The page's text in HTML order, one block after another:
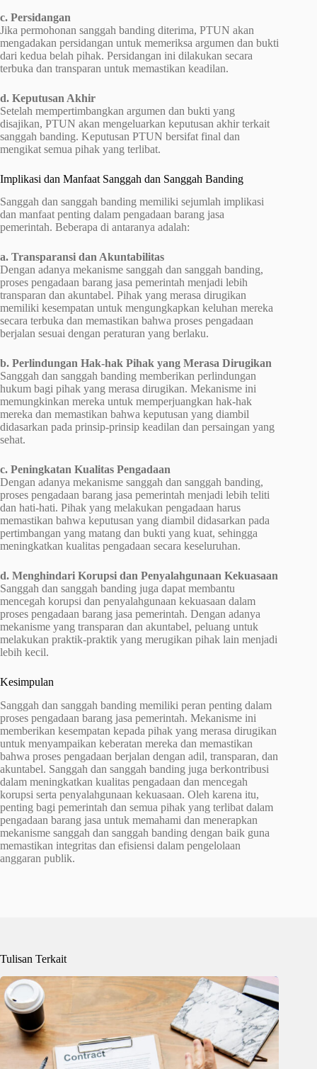
c. Persidangan
Jika permohonan sanggah banding diterima, PTUN akan
mengadakan persidangan untuk memeriksa argumen dan bukti
dari kedua belah pihak. Persidangan ini dilakukan secara
terbuka dan transparan untuk memastikan keadilan.
d. Keputusan Akhir
Setelah mempertimbangkan argumen dan bukti yang
disajikan, PTUN akan mengeluarkan keputusan akhir terkait
sanggah banding. Keputusan PTUN bersifat final dan
mengikat semua pihak yang terlibat.
Implikasi dan Manfaat Sanggah dan Sanggah Banding
Sanggah dan sanggah banding memiliki sejumlah implikasi
dan manfaat penting dalam pengadaan barang jasa
pemerintah. Beberapa di antaranya adalah:
a. Transparansi dan Akuntabilitas
Dengan adanya mekanisme sanggah dan sanggah banding,
proses pengadaan barang jasa pemerintah menjadi lebih
transparan dan akuntabel. Pihak yang merasa dirugikan
memiliki kesempatan untuk mengungkapkan keluhan mereka
secara terbuka dan memastikan bahwa proses pengadaan
berjalan sesuai dengan peraturan yang berlaku.
b. Perlindungan Hak-hak Pihak yang Merasa Dirugikan
Sanggah dan sanggah banding memberikan perlindungan
hukum bagi pihak yang merasa dirugikan. Mekanisme ini
memungkinkan mereka untuk memperjuangkan hak-hak
mereka dan memastikan bahwa keputusan yang diambil
didasarkan pada prinsip-prinsip keadilan dan persaingan yang
sehat.
c. Peningkatan Kualitas Pengadaan
Dengan adanya mekanisme sanggah dan sanggah banding,
proses pengadaan barang jasa pemerintah menjadi lebih teliti
dan hati-hati. Pihak yang melakukan pengadaan harus
memastikan bahwa keputusan yang diambil didasarkan pada
pertimbangan yang matang dan bukti yang kuat, sehingga
meningkatkan kualitas pengadaan secara keseluruhan.
d. Menghindari Korupsi dan Penyalahgunaan Kekuasaan
Sanggah dan sanggah banding juga dapat membantu
mencegah korupsi dan penyalahgunaan kekuasaan dalam
proses pengadaan barang jasa pemerintah. Dengan adanya
mekanisme yang transparan dan akuntabel, peluang untuk
melakukan praktik-praktik yang merugikan pihak lain menjadi
lebih kecil.
Kesimpulan
Sanggah dan sanggah banding memiliki peran penting dalam
proses pengadaan barang jasa pemerintah. Mekanisme ini
memberikan kesempatan kepada pihak yang merasa dirugikan
untuk menyampaikan keberatan mereka dan memastikan
bahwa proses pengadaan berjalan dengan adil, transparan, dan
akuntabel. Sanggah dan sanggah banding juga berkontribusi
dalam meningkatkan kualitas pengadaan dan mencegah
korupsi serta penyalahgunaan kekuasaan. Oleh karena itu,
penting bagi pemerintah dan semua pihak yang terlibat dalam
pengadaan barang jasa untuk memahami dan menerapkan
mekanisme sanggah dan sanggah banding dengan baik guna
memastikan integritas dan efisiensi dalam pengelolaan
anggaran publik.
Tulisan Terkait